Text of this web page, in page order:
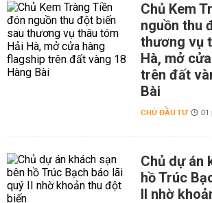
Chủ Kem
nguồn thu
thương vụ
Hà, mở
trên đất
Bài
CHỦ ĐẦU TƯ 01
Chủ dự án
hồ Trúc
II nhờ